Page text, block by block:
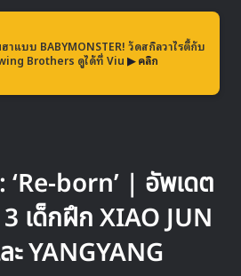
ะหว่างการโปรโมตซิงเกิลใหม่
ซึ่งได้รับความนิยมเป็น
ำสถิติ Perfect All Kil ขึ้นเป็นอันดับ
าแบบ BABYMONSTER! วัดสกิลวาไรตี้กับ
Brothers ดูได้ที่ Viu ▶ คลิก